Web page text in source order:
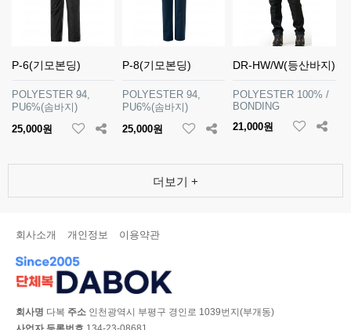
P-6(기모본딩)
POLYESTER 94,
PU6%(솜바지)
25,000원
P-8(기모본딩)
POLYESTER 94,
PU6%(솜바지)
25,000원
DR-HW/W(등산바지)
POLYESTER 100% /
BONDING
21,000원
더보기 +
회사소개 개인정보 이용약관
회사명 다복 주소 인천광역시 부평구 경인로 1039번지(부개동)